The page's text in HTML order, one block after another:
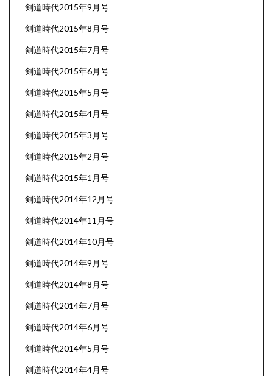
剣道時代2015年9月号
剣道時代2015年8月号
剣道時代2015年7月号
剣道時代2015年6月号
剣道時代2015年5月号
剣道時代2015年4月号
剣道時代2015年3月号
剣道時代2015年2月号
剣道時代2015年1月号
剣道時代2014年12月号
剣道時代2014年11月号
剣道時代2014年10月号
剣道時代2014年9月号
剣道時代2014年8月号
剣道時代2014年7月号
剣道時代2014年6月号
剣道時代2014年5月号
剣道時代2014年4月号